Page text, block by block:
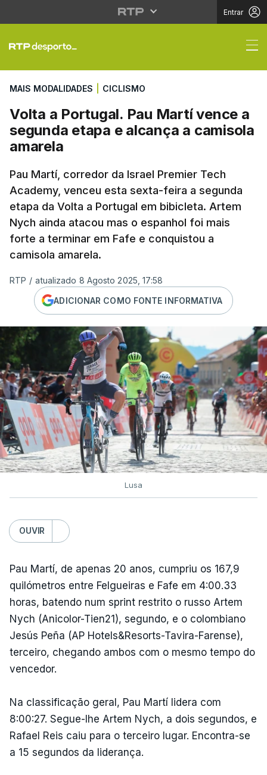
Entrar
Volta a Portugal. Pau
MAIS MODALIDADES CICLISMO
Volta a Portugal. Pau Martí vence a
segunda etapa e alcança a camisola
amarela
Pau Martí, corredor da Israel Premier Tech
Academy, venceu esta sexta-feira a segunda
etapa da Volta a Portugal em bibicleta. Artem
Nych ainda atacou mas o espanhol foi mais
forte a terminar em Fafe e conquistou a
camisola amarela.
RTP / atualizado 8 Agosto 2025, 17:58
ADICIONAR COMO FONTE INFORMATIVA
Lusa
OUVIR
Pau Martí, de apenas 20 anos, cumpriu os 167,9
quilómetros entre Felgueiras e Fafe em 4:00.33
horas, batendo num sprint restrito o russo Artem
Nych (Anicolor-Tien21), segundo, e o colombiano
Jesús Peña (AP Hotels&Resorts-Tavira-Farense),
terceiro, chegando ambos com o mesmo tempo do
vencedor.
Na classificação geral, Pau Martí lidera com
8:00:27. Segue-lhe Artem Nych, a dois segundos, e
Rafael Reis caiu para o terceiro lugar. Encontra-se
a 15 segundos da liderança.